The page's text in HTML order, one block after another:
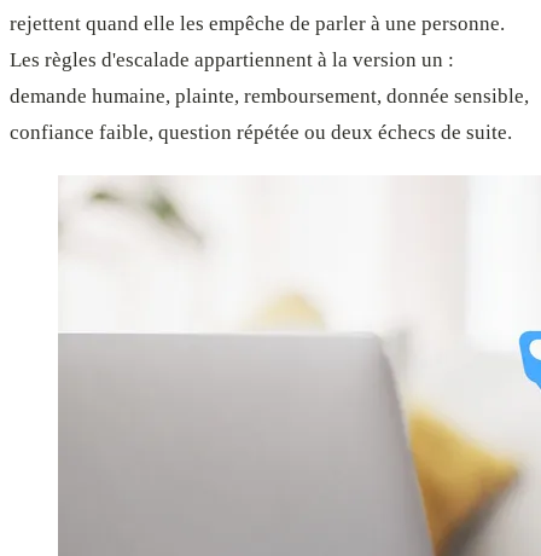
rejettent quand elle les empêche de parler à une personne.
Les règles d'escalade appartiennent à la version un :
demande humaine, plainte, remboursement, donnée sensible,
confiance faible, question répétée ou deux échecs de suite.